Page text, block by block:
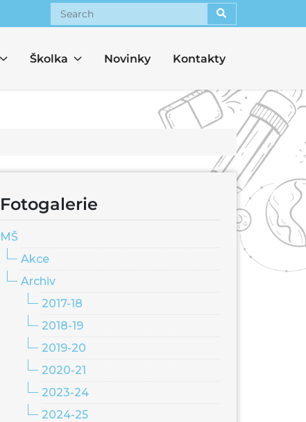
Search
Školka Novinky Kontakty
Fotogalerie
MŠ
Akce
Archiv
2017-18
2018-19
2019-20
2020-21
2023-24
2024-25